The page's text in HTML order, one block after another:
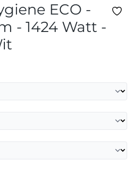
ECO -
- 1424 Watt -